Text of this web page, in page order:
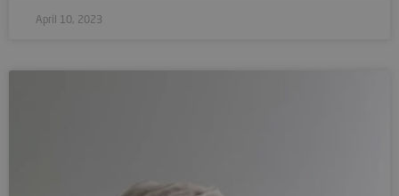
April 10, 2023